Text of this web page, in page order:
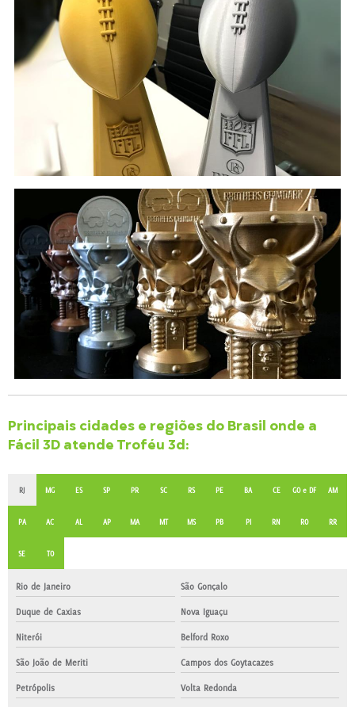
Principais cidades e regiões do Brasil onde a
Fácil 3D atende Troféu 3d:
RJ MG ES SP PR SC RS PE BA CE GO e DF AM
PA AC AL AP MA MT MS PB PI RN RO RR
SE TO
Rio de Janeiro São Gonçalo
Duque de Caxias Nova Iguaçu
Niterói Belford Roxo
São João de Meriti Campos dos Goytacazes
Petrópolis Volta Redonda